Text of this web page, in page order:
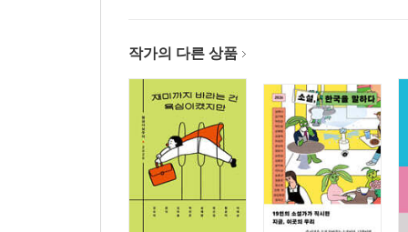
유난히 파란
두 마리 물고기
돌아보면 뒤가 파란
마음 얼레를 푸는 밤
작가의 다른 상품